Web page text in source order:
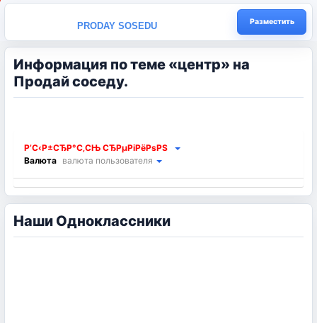
PRODAY SOSEDU Разместить
Информация по теме «центр» на
Продай соседу.
Р’С‹Р±СЂР°С‚СЊ СЂРµРіРёРѕРЅ
Валюта валюта пользователя
Наши Одноклассники